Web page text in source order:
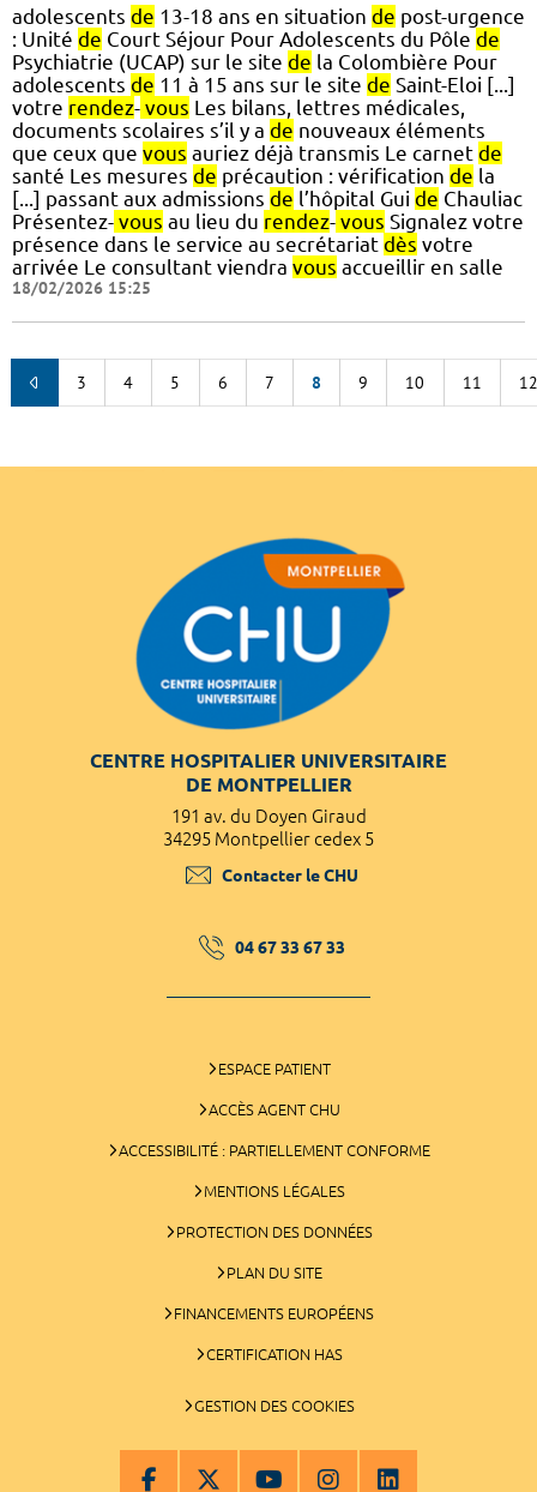
adolescents de 13-18 ans en situation de post-urgence
: Unité de Court Séjour Pour Adolescents du Pôle de
Psychiatrie (UCAP) sur le site de la Colombière Pour
adolescents de 11 à 15 ans sur le site de Saint-Eloi [...]
votre rendez- vous Les bilans, lettres médicales,
documents scolaires s’il y a de nouveaux éléments
que ceux que vous auriez déjà transmis Le carnet de
santé Les mesures de précaution : vérification de la
[...] passant aux admissions de l’hôpital Gui de Chauliac
Présentez- vous au lieu du rendez- vous Signalez votre
présence dans le service au secrétariat dès votre
arrivée Le consultant viendra vous accueillir en salle
18/02/2026 15:25
3 4 5 6 7 8 9 10 11 12
CENTRE HOSPITALIER UNIVERSITAIRE
DE MONTPELLIER
191 av. du Doyen Giraud
34295 Montpellier cedex 5
Contacter le CHU
04 67 33 67 33
ESPACE PATIENT
ACCÈS AGENT CHU
ACCESSIBILITÉ : PARTIELLEMENT CONFORME
MENTIONS LÉGALES
PROTECTION DES DONNÉES
PLAN DU SITE
FINANCEMENTS EUROPÉENS
CERTIFICATION HAS
GESTION DES COOKIES